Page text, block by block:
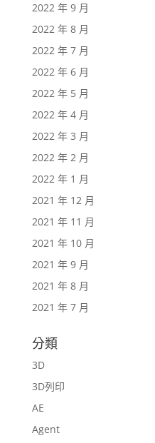
2022 年 9 月
2022 年 8 月
2022 年 7 月
2022 年 6 月
2022 年 5 月
2022 年 4 月
2022 年 3 月
2022 年 2 月
2022 年 1 月
2021 年 12 月
2021 年 11 月
2021 年 10 月
2021 年 9 月
2021 年 8 月
2021 年 7 月
分類
3D
3D列印
AE
Agent